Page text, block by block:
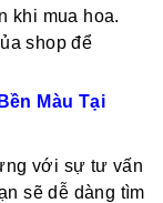
khi mua hoa.
shop để
Màu Tại
với sự tư vấn
sẽ dễ dàng tìm